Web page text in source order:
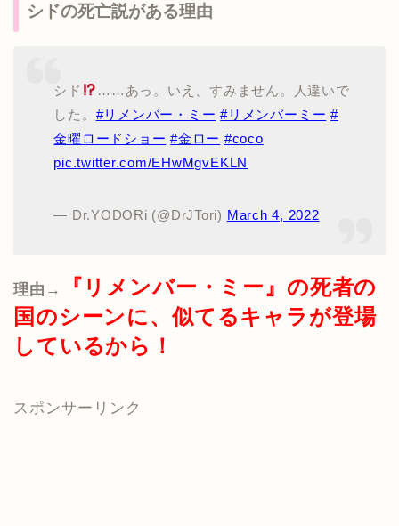
シドの死亡説がある理由
シド
……あっ。いえ、すみません。人違いで
した。 #リメンバー・ミー #リメンバーミー #
金曜ロードショー #金ロー #coco
pic.twitter.com/EHwMgvEKLN
— Dr.YODORi (@DrJTori) March 4, 2022
理由→
『リメンバー・ミー』の死者の
国のシーンに、似てるキャラが登場
しているから！
スポンサーリンク